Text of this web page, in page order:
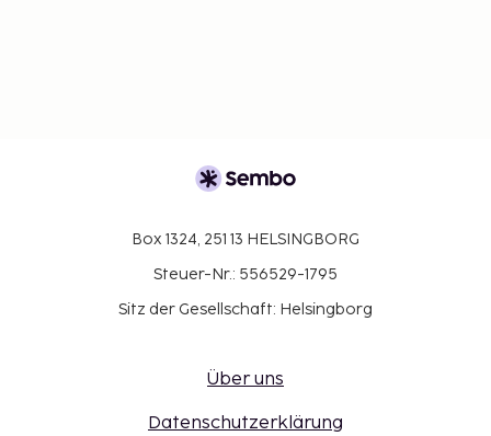
Box 1324, 251 13 HELSINGBORG
Steuer-Nr.: 556529-1795
Sitz der Gesellschaft: Helsingborg
Über uns
Datenschutzerklärung